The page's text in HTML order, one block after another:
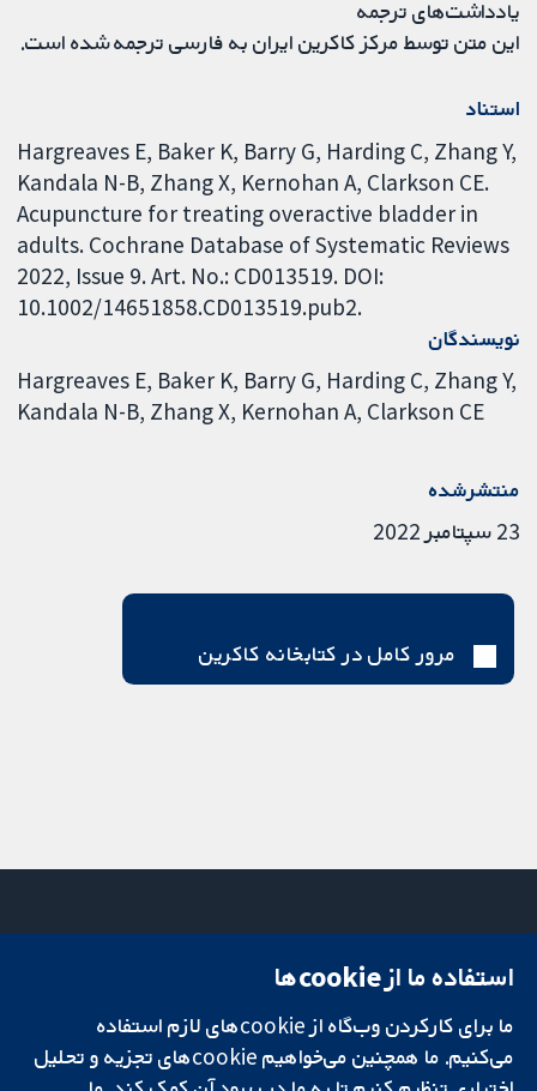
یادداشت‌های ترجمه
این متن توسط مرکز کاکرین ایران به فارسی ترجمه شده است.
استناد
Hargreaves E, Baker K, Barry G, Harding C, Zhang Y,
Kandala N-B, Zhang X, Kernohan A, Clarkson CE.
Acupuncture for treating overactive bladder in
adults. Cochrane Database of Systematic Reviews
2022, Issue 9. Art. No.: CD013519. DOI:
10.1002/14651858.CD013519.pub2.
نویسندگان
Hargreaves E Baker K Barry G Harding C Zhang Y
Kandala N-B Zhang X Kernohan A Clarkson CE
منتشرشده
23 سپتامبر 2022
مرور کامل در کتابخانه کاکرین
تحقیقات قابل
اعتماد.
تصمیم‌گیری آگاهانه.
میدان کاوندیش
لندن
W1G 0AN
بریتانیا
دفتر رسانه‌ای
درباره ما
فرصت‌های
استفاده ما از cookie‌ها
ما برای کارکردن وب‌گاه از cookie‌های لازم استفاده
می‌کنیم. ما همچنین می‌خواهیم cookie‌های تجزیه و تحلیل